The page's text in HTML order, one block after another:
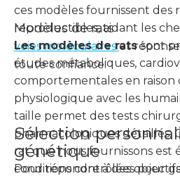
ces modèles fournissent des
reproductibles, aidant les
voies moléculaireset
toute confiance.
Modèles de rats
Les modèles de ratssont
études métaboliques,
comportementales en
physiologique avec les
taille permet des tests
pharmacologiques détaillés.
rat que nous fournissons est
conditions contrôlées pour
Sélection
génétique
Pour répondre à des